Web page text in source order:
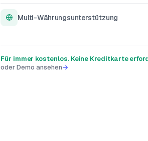
Multi-Währungsunterstützung
Für immer kostenlos. Keine Kreditkarte
oder Demo ansehen→